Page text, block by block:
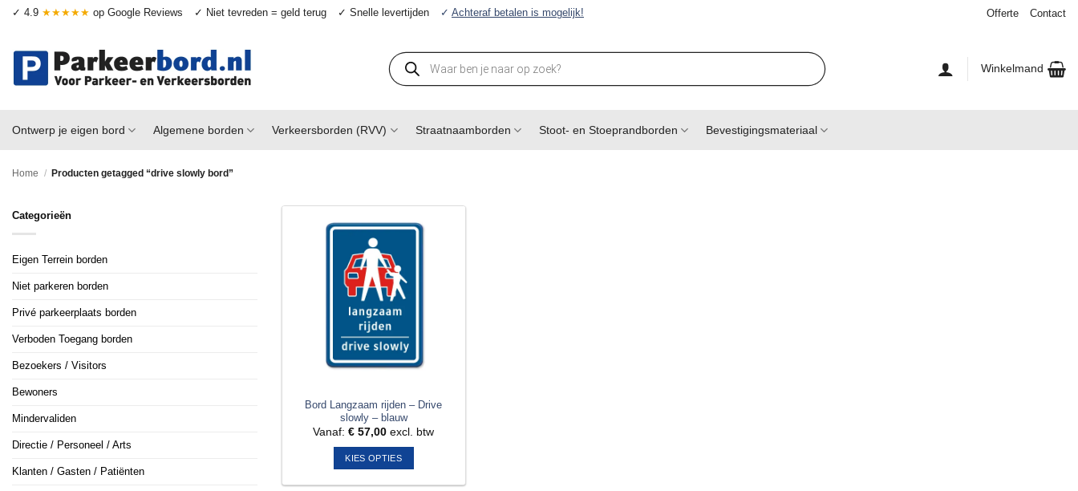
✓ 4.9 ★★★★★ op Google Reviews ✓ Niet tevreden = geld terug ✓ Snelle levertijden ✓ Achteraf betalen is mogelijk! Offerte Contact
Producten
zoeken
Winkelmand
Ontwerp je eigen bord Algemene borden Verkeersborden (RVV) Straatnaamborden Stoot- en Stoeprandborden Bevestigingsmateriaal
Home / Producten getagged “drive slowly bord”
Categorieën
Eigen Terrein borden
Niet parkeren borden
Privé parkeerplaats borden
Verboden Toegang borden
Bezoekers / Visitors
Bewoners
Mindervaliden
Directie / Personeel / Arts
Klanten / Gasten / Patiënten
Bord Langzaam rijden – Drive
slowly – blauw
Vanaf:€ 57,00 excl. btw
KIES OPTIES